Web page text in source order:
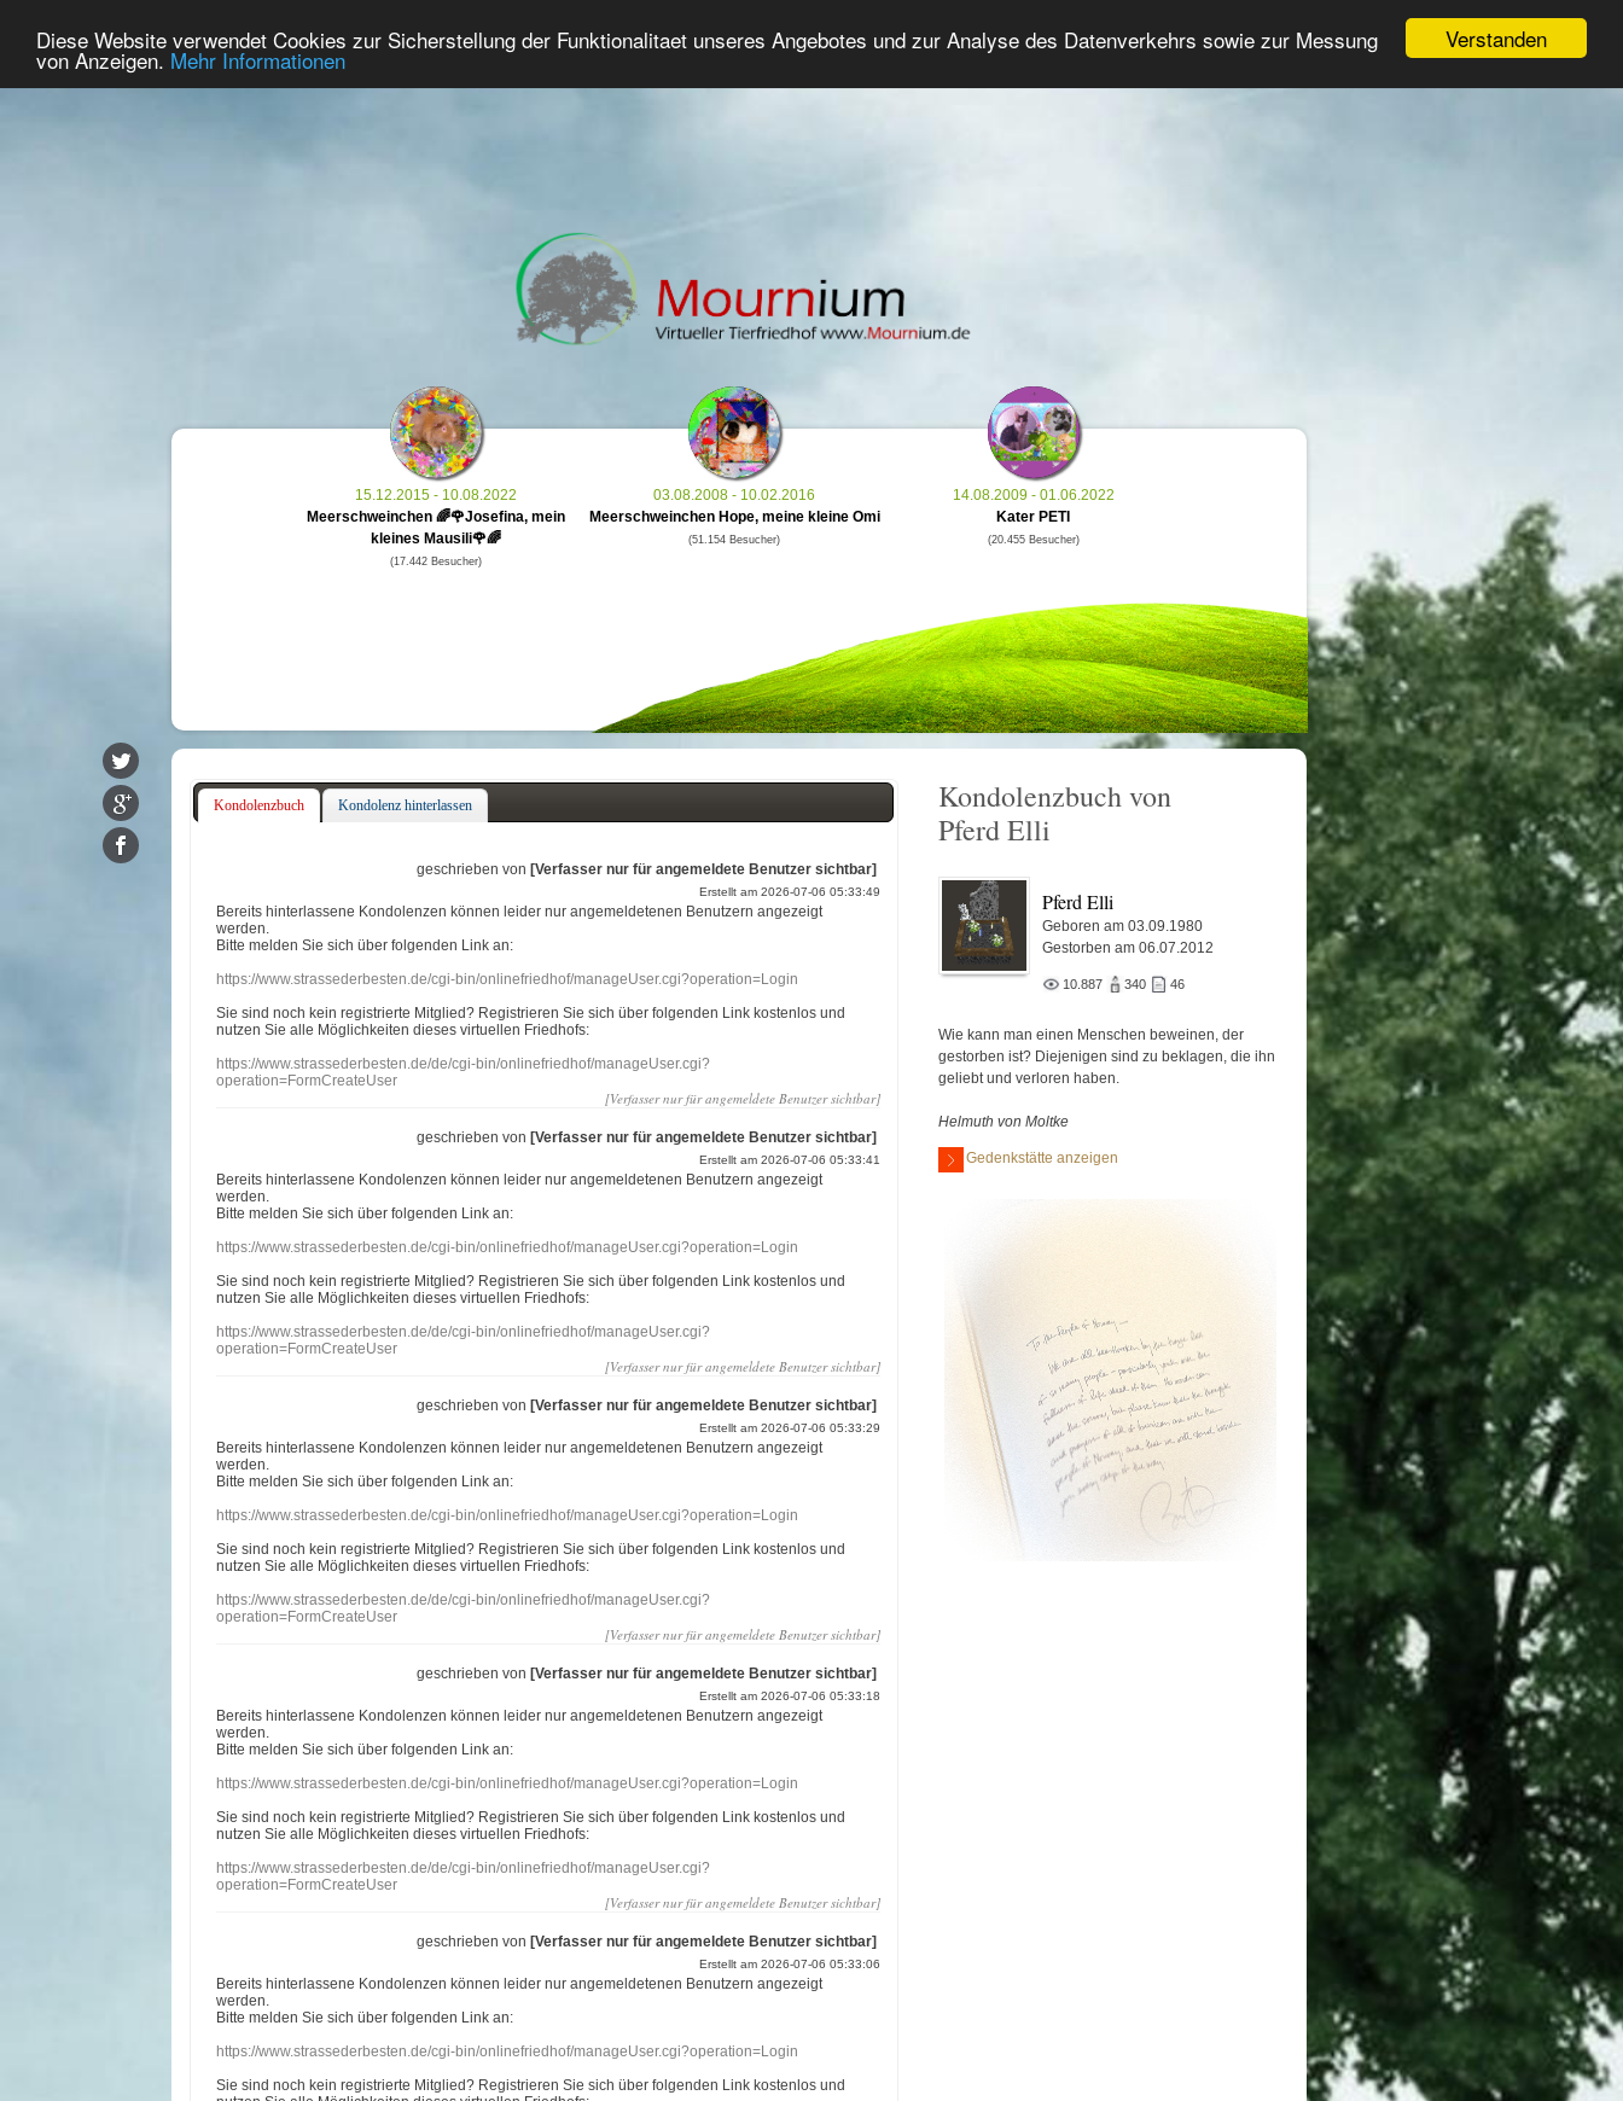
Verstanden
Diese Website verwendet Cookies zur Sicherstellung der Funktionalitaet unseres Angebotes und zur Analyse des Datenverkehrs sowie zur Messung
von Anzeigen. Mehr Informationen
Home Premium Gedenken Tierforum Erweiterte Suche Anmelden
15.12.2015 - 10.08.2022
Meerschweinchen 🌈🌹Josefina, mein
kleines Mausili🌹🌈
(17.442 Besucher)
03.08.2008 - 10.02.2016
Meerschweinchen Hope, meine kleine Omi
(51.154 Besucher)
14.08.2009 - 01.06.2022
Kater PETI
(20.455 Besucher)
Kondolenzbuch Kondolenz hinterlassen
geschrieben von[Verfasser nur für angemeldete Benutzer sichtbar]
Erstellt am 2026-07-06 05:33:49
Bereits hinterlassene Kondolenzen können leider nur angemeldetenen Benutzern angezeigt
werden.
Bitte melden Sie sich über folgenden Link an:
https://www.strassederbesten.de/cgi-bin/onlinefriedhof/manageUser.cgi?operation=Login
Sie sind noch kein registrierte Mitglied? Registrieren Sie sich über folgenden Link kostenlos und
nutzen Sie alle Möglichkeiten dieses virtuellen Friedhofs:
https://www.strassederbesten.de/de/cgi-bin/onlinefriedhof/manageUser.cgi?
operation=FormCreateUser
[Verfasser nur für angemeldete Benutzer sichtbar]
geschrieben von[Verfasser nur für angemeldete Benutzer sichtbar]
Erstellt am 2026-07-06 05:33:41
Bereits hinterlassene Kondolenzen können leider nur angemeldetenen Benutzern angezeigt
werden.
Bitte melden Sie sich über folgenden Link an:
https://www.strassederbesten.de/cgi-bin/onlinefriedhof/manageUser.cgi?operation=Login
Sie sind noch kein registrierte Mitglied? Registrieren Sie sich über folgenden Link kostenlos und
nutzen Sie alle Möglichkeiten dieses virtuellen Friedhofs:
https://www.strassederbesten.de/de/cgi-bin/onlinefriedhof/manageUser.cgi?
operation=FormCreateUser
[Verfasser nur für angemeldete Benutzer sichtbar]
geschrieben von[Verfasser nur für angemeldete Benutzer sichtbar]
Erstellt am 2026-07-06 05:33:29
Bereits hinterlassene Kondolenzen können leider nur angemeldetenen Benutzern angezeigt
werden.
Bitte melden Sie sich über folgenden Link an:
https://www.strassederbesten.de/cgi-bin/onlinefriedhof/manageUser.cgi?operation=Login
Sie sind noch kein registrierte Mitglied? Registrieren Sie sich über folgenden Link kostenlos und
nutzen Sie alle Möglichkeiten dieses virtuellen Friedhofs:
https://www.strassederbesten.de/de/cgi-bin/onlinefriedhof/manageUser.cgi?
operation=FormCreateUser
[Verfasser nur für angemeldete Benutzer sichtbar]
geschrieben von[Verfasser nur für angemeldete Benutzer sichtbar]
Erstellt am 2026-07-06 05:33:18
Bereits hinterlassene Kondolenzen können leider nur angemeldetenen Benutzern angezeigt
werden.
Bitte melden Sie sich über folgenden Link an:
https://www.strassederbesten.de/cgi-bin/onlinefriedhof/manageUser.cgi?operation=Login
Sie sind noch kein registrierte Mitglied? Registrieren Sie sich über folgenden Link kostenlos und
nutzen Sie alle Möglichkeiten dieses virtuellen Friedhofs:
https://www.strassederbesten.de/de/cgi-bin/onlinefriedhof/manageUser.cgi?
operation=FormCreateUser
[Verfasser nur für angemeldete Benutzer sichtbar]
geschrieben von[Verfasser nur für angemeldete Benutzer sichtbar]
Erstellt am 2026-07-06 05:33:06
Bereits hinterlassene Kondolenzen können leider nur angemeldetenen Benutzern angezeigt
werden.
Bitte melden Sie sich über folgenden Link an:
https://www.strassederbesten.de/cgi-bin/onlinefriedhof/manageUser.cgi?operation=Login
Sie sind noch kein registrierte Mitglied? Registrieren Sie sich über folgenden Link kostenlos und
Kondolenzbuch von
Pferd Elli
Pferd Elli
Geboren am 03.09.1980
Gestorben am 06.07.2012
10.887 340 46
Wie kann man einen Menschen beweinen, der
gestorben ist? Diejenigen sind zu beklagen, die ihn
geliebt und verloren haben.
Helmuth von Moltke
Gedenkstätte anzeigen